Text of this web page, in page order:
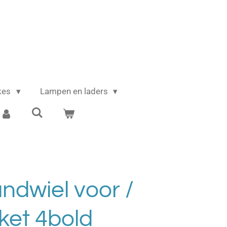
Lampen en laders
voor /
4bold